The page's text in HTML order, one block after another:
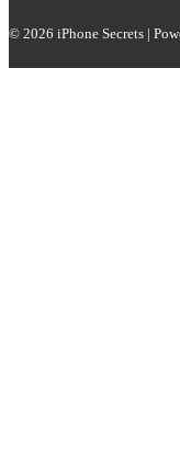
© 2026 iPhone Secrets |